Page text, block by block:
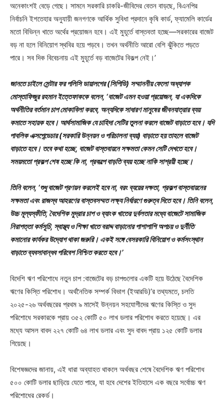
অনেকাংশই বেড়ে গেছে। সামনে সরকারি চাকরি-জীবিদের বেতন বাড়ছে, বিএনপির
নির্বাচনি ইশতেহার অনুযায়ী জনগণকে আর্থিক সুবিধা প্রদানে কৃষি কার্ড, ফ্যামেলি কার্ডের
মতো বিভিন্ন খাতে অর্থের প্রয়োজন হবে। এই মুহূর্তে বাস্তবতা হচ্ছে—সরকারের বাজেট
বড় না হলে বিনিয়োগ স্থবির হয়ে পড়বে। তখন অর্থনীতি আরো বেশি ঝুঁকিতে পড়তে
পারে। সব দিক বিবেচনায় এই মুহূর্তে বড় বাজেটের বিকল্প নেই।’
জানতে চাইলে সেন্টার ফর পলিসি ডায়ালগের (সিপিডি) সম্মাননীয় ফেলো অধ্যাপক
মোস্তাফিজুর রহমান ইত্তেফাককে বলেন, ‘বাজেট এমন হওয়া প্রয়োজন, যা একদিকে
অর্থনীতির বর্তমান চাপ মোকাবিলা করবে, অন্যদিকে সাধারণ মানুষের জীবনযাত্রার ব্যয়
কমাতে সহায়ক হবে। আর্থসামাজিক যে চাহিদা সেটির তুলনা করলে বাজেট বাড়াতে হবে। যদি
পাবলিক এক্সপেন্ডেচার (সরকারি উন্নয়ন ও পরিচালনা ব্যয়) বাড়াতে হয় তাহলে বাজেট
বাড়াতে হবে। তবে কথা হচ্ছে, বাজেট বাস্তবায়নে সক্ষমতা কেমন সেটি দেখতে হবে।
সময়মতো প্রকল্প শেষ হচ্ছে কি না, প্রকল্পে বাড়তি ব্যয় হচ্ছে নাকি সাশ্রয়ী হচ্ছে।
তিনি বলেন, ‘শুধু বাজেট প্রণয়ন করলেই হবে না, বরং ব্যয়ের দক্ষতা, প্রকল্প বাস্তবায়নের
সক্ষমতা এবং রাজস্ব আহরণের বাস্তবসম্মত লক্ষ্য নির্ধারণে গুরুত্ব দিতে হবে। তিনি বলেন,
উচ্চ মূল্যস্ফীতি, বৈদেশিক মুদ্রার চাপ ও ব্যাংক খাতের দুর্বলতার মধ্যে বাজেটে সামাজিক
নিরাপত্তা কর্মসূচি, স্বাস্থ্য ও শিক্ষা খাতে বরাদ্দ বাড়ানোর পাশাপাশি অপচয় ও দুর্নীতি
কমানোর কার্যকর উদ্যোগ থাকা জরুরি। একই সঙ্গে বেসরকারি বিনিয়োগ ও কর্মসংস্থান
বাড়াতে ব্যবসাবান্ধব পরিবেশ নিশ্চিত করতে হবে।’
বিদেশি ঋণ পরিশোধে নতুন চাপ :বাজেটের বড় চাপগুলোর একটি হয়ে উঠেছে বৈদেশিক
ঋণের কিস্তি পরিশোধ। অর্থনৈতিক সম্পর্ক বিভাগ (ইআরডি)’র তথ্যমতে, চলতি
২০২৫-২৬ অর্থবছরের প্রথম ৯ মাসেই উন্নয়ন সহযোগীদের ঋণের কিস্তি ও সুদ
পরিশোধে সরকারকে প্রায় ৩৫২ কোটি ৫০ লাখ ডলার পরিশোধ করতে হয়েছে। এর
মধ্যে আসল বাবদ ২২৭ কোটি ৬৪ লাখ ডলার এবং সুদ বাবদ প্রায় ১২৫ কোটি ডলার
গিয়েছে।
বিশেষজ্ঞদের জানায়, এই ধারা অব্যাহত থাকলে অর্থবছর শেষে বৈদেশিক ঋণ পরিশোধ
৫০০ কোটি ডলার ছাড়িয়ে যেতে পারে, যা হবে দেশের ইতিহাসে এক বছরে সর্বোচ্চ ঋণ
পরিশোধের রেকর্ড।